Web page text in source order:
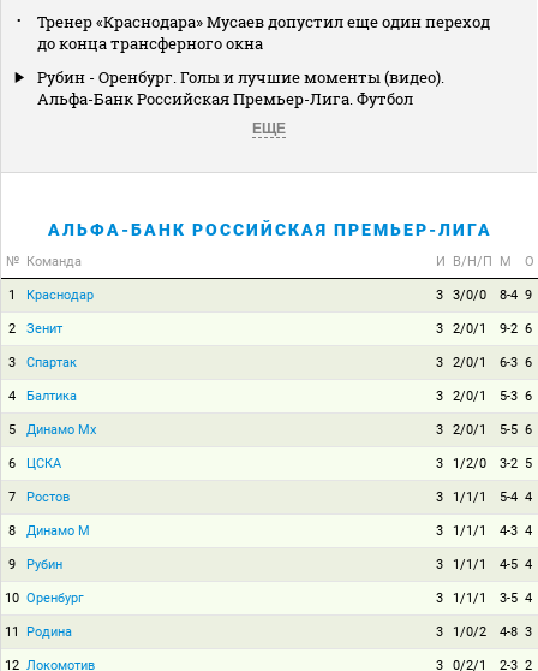
Тренер «Краснодара» Мусаев допустил еще один переход
до конца трансферного окна
Рубин - Оренбург. Голы и лучшие моменты (видео).
Альфа-Банк Российская Премьер-Лига. Футбол
ЕЩЕ
АЛЬФА-БАНК РОССИЙСКАЯ ПРЕМЬЕР-ЛИГА
№ Команда И В/Н/П М О
1 Краснодар 3 3/0/0 8-4 9
2 Зенит 3 2/0/1 9-2 6
3 Спартак 3 2/0/1 6-3 6
4 Балтика 3 2/0/1 5-3 6
5 Динамо Мх 3 2/0/1 5-5 6
6 ЦСКА 3 1/2/0 3-2 5
7 Ростов 3 1/1/1 5-4 4
8 Динамо М 3 1/1/1 4-3 4
9 Рубин 3 1/1/1 4-5 4
10 Оренбург 3 1/1/1 3-5 4
11 Родина 3 1/0/2 4-8 3
12 Локомотив 3 0/2/1 2-3 2